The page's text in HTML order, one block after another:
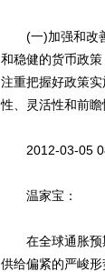
(一)加强和改善
和稳健的货币政
注重把握好政策
性、灵活性和前瞻
2012-03-05
温家宝：
在全球通胀预期
供给偏紧的严峻